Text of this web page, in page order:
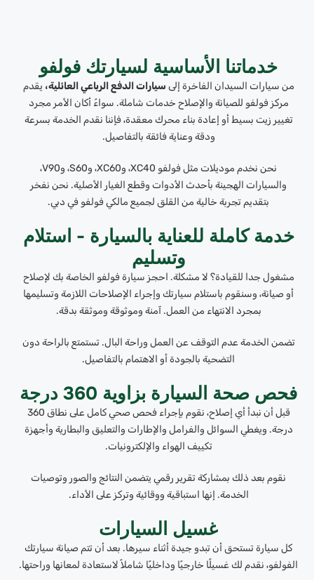
خدماتنا الأساسية لسيارتك فولفو
من سيارات السيدان الفاخرة إلى سيارات الدفع الرباعي العائلية، يقدم
مركز فولفو للصيانة والإصلاح خدمات شاملة. سواءً أكان الأمر مجرد
تغيير زيت بسيط أو إعادة بناء محرك معقدة، فإننا نقدم الخدمة بسرعة
ودقة وعناية فائقة بالتفاصيل.
نحن نخدم موديلات مثل فولفو XC40، وXC60، وS60، وV90،
والسيارات الهجينة بأحدث الأدوات وقطع الغيار الأصلية. نحن نفخر
بتقديم تجربة خالية من القلق لجميع مالكي فولفو في دبي.
خدمة كاملة للعناية بالسيارة - استلام
وتسليم
مشغول جدا للقيادة؟ لا مشكلة. احجز سيارة فولفو الخاصة بك لإصلاح
أو صيانة، وسنقوم باستلام سيارتك وإجراء الإصلاحات اللازمة وتسليمها
بمجرد الانتهاء من العمل. آمنة وموثوقة وموثقة بدقة.
تضمن الخدمة عدم التوقف عن العمل وراحة البال. تستمتع بالراحة دون
التضحية بالجودة أو الاهتمام بالتفاصيل.
فحص صحة السيارة بزاوية 360 درجة
قبل أن نبدأ أي إصلاح، نقوم بإجراء فحص صحي كامل على نطاق 360
درجة. ويغطي السوائل والفرامل والإطارات والتعليق والبطارية وأجهزة
تكييف الهواء والإلكترونيات.
نقوم بعد ذلك بمشاركة تقرير رقمي يتضمن النتائج والصور وتوصيات
الخدمة. إنها استباقية ووقائية وتركز على الأداء.
غسيل السيارات
كل سيارة تستحق أن تبدو جيدة أثناء سيرها. بعد أن تتم صيانة سيارتك
الفولفو، نقدم لك غسيلًا خارجيًا وداخليًا شاملاً لاستعادة لمعانها وراحتها.